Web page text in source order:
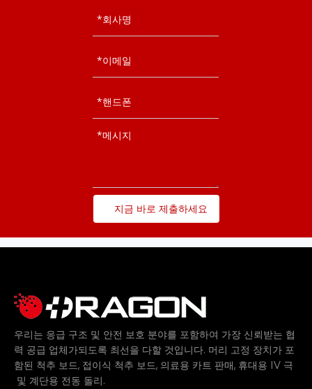
지금 바로 제출하세요
우리는 응급 구조 및 안전 보호 분야를 포함하여 가장 신뢰받는 협
력 공급 업체가되도록 최선을 다할 것입니다. 머리 고정 장치가 포
함된 척추 보드, 접이식 척추 보드, 의료용 카트 판매, 휴대용 IV 극
및 계단용 전동 돌리.